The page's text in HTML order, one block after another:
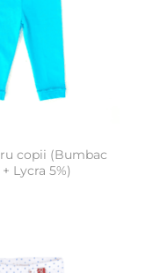
copii (Bumbac
Lycra 5%)